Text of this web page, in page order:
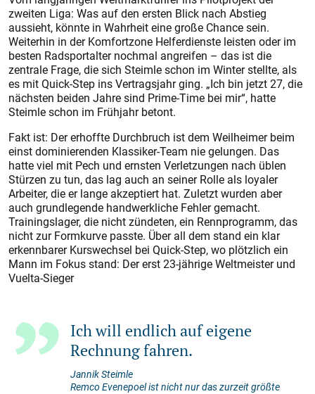
zweiten Liga: Was auf den ersten Blick nach Abstieg
aussieht, könnte in Wahrheit eine große Chance sein.
Weiterhin in der Komfortzone Helferdienste leisten oder im
besten Radsportalter nochmal angreifen – das ist die
zentrale Frage, die sich Steimle schon im Winter stellte, als
es mit Quick-Step ins Vertragsjahr ging. „Ich bin jetzt 27, die
nächsten beiden Jahre sind Prime-Time bei mir“, hatte
Steimle schon im Frühjahr betont.
Fakt ist: Der erhoffte Durchbruch ist dem Weilheimer beim
einst dominierenden Klassiker-Team nie gelungen. Das
hatte viel mit Pech und ernsten Verletzungen nach üblen
Stürzen zu tun, das lag auch an seiner Rolle als loyaler
Arbeiter, die er lange akzeptiert hat. Zuletzt wurden aber
auch grundlegende handwerkliche Fehler gemacht.
Trainingslager, die nicht zündeten, ein Rennprogramm, das
nicht zur Formkurve passte. Über all dem stand ein klar
erkennbarer Kurswechsel bei Quick-Step, wo plötzlich ein
Mann im Fokus stand: Der erst 23-jährige Weltmeister und
Vuelta-Sieger
Ich will endlich auf eigene
Rechnung fahren.
Jannik Steimle
Remco ­Evenepoel ist nicht nur das zurzeit größte